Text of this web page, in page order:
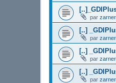
par
[..]
par
[..]
par
[..]
par